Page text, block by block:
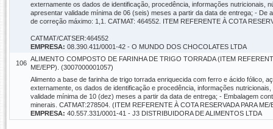
externamente os dados de identificação, procedência, informações nutricionais,
apresentar validade mínima de 06 (seis) meses a partir da data de entrega; -
de correção máximo: 1,1. CATMAT: 464552. ITEM REFERENTE À COTA
CATMAT/CATSER:464552
EMPRESA: 08.390.411/0001-42 - O MUNDO DOS CHOCOLATES LTDA
106
ALIMENTO COMPOSTO DE FARINHA DE TRIGO TORRADA (ITEM
ME/EPP). (3007000001057)
Alimento a base de farinha de trigo torrada enriquecida com ferro e ácido fólico,
externamente, os dados de identificação e procedência, informações
validade mínima de 10 (dez) meses a partir da data de entrega; - Embalagem
minerais. CATMAT:278504. (ITEM REFERENTE À COTA RESERVADA PARA ME/
EMPRESA: 40.557.331/0001-41 - J3 DISTRIBUIDORA DE ALIMENTOS LTDA